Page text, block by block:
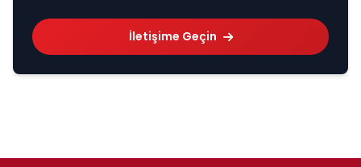
İletişime Geçin